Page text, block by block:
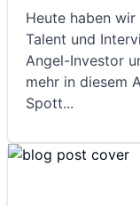
Heute haben
Talent und
Angel-Investor
mehr in diesem
Spott...